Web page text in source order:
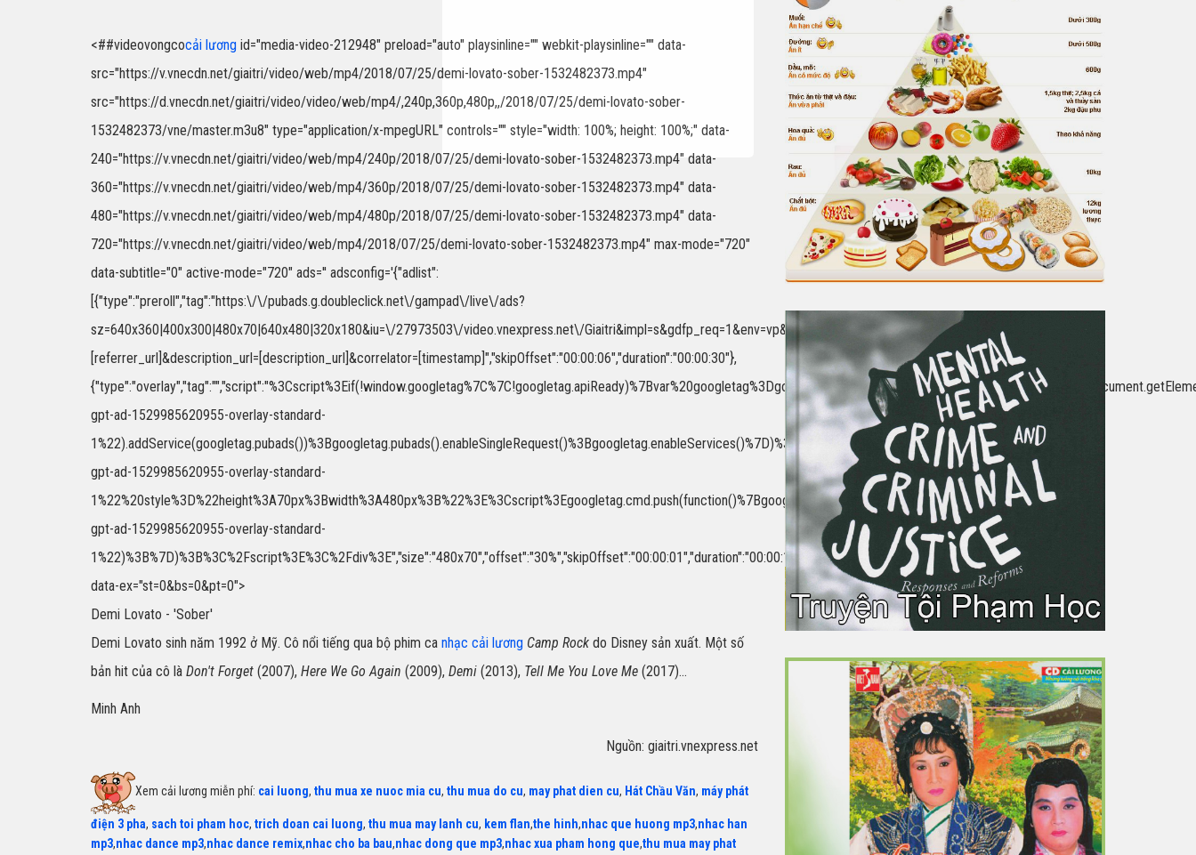
<##videovongcocải lương id="media-video-212948" preload="auto" playsinline="" webkit-playsinline="" data-
src="https://v.vnecdn.net/giaitri/video/web/mp4/2018/07/25/demi-lovato-sober-1532482373.mp4"
src="https://d.vnecdn.net/giaitri/video/video/web/mp4/,240p,360p,480p,,/2018/07/25/demi-lovato-sober-
1532482373/vne/master.m3u8" type="application/x-mpegURL" controls="" style="width: 100%; height: 100%;" data-
240="https://v.vnecdn.net/giaitri/video/web/mp4/240p/2018/07/25/demi-lovato-sober-1532482373.mp4" data-
360="https://v.vnecdn.net/giaitri/video/web/mp4/360p/2018/07/25/demi-lovato-sober-1532482373.mp4" data-
480="https://v.vnecdn.net/giaitri/video/web/mp4/480p/2018/07/25/demi-lovato-sober-1532482373.mp4" data-
720="https://v.vnecdn.net/giaitri/video/web/mp4/2018/07/25/demi-lovato-sober-1532482373.mp4" max-mode="720"
data-subtitle="0" active-mode="720" ads='' adsconfig='{"adlist":
[{"type":"preroll","tag":"https:\/\/pubads.g.doubleclick.net\/gampad\/live\/ads?
sz=640x360|400x300|480x70|640x480|320x180&iu=\/27973503\/video.vnexpress.net\/Giaitri&impl=s&gdfp_req=1&env=vp&output=vast&unviewed_position_start=1&url=
[referrer_url]&description_url=[description_url]&correlator=[timestamp]","skipOffset":"00:00:06","duration":"00:00:30"},
gpt-ad-1529985620955-overlay-standard-
1%22).addService(googletag.pubads())%3Bgoogletag.pubads().enableSingleRequest()%3Bgoogletag.enableServices()%7D)%3B%3C%2Fscript%3E%3Cdiv%20id%3D%22div-
gpt-ad-1529985620955-overlay-standard-
1%22%20style%3D%22height%3A70px%3Bwidth%3A480px%3B%22%3E%3Cscript%3Egoogletag.cmd.push(function()%7Bgoogletag.display(%22div-
gpt-ad-1529985620955-overlay-standard-
1%22)%3B%7D)%3B%3C%2Fscript%3E%3C%2Fdiv%3E","size":"480x70","offset":"30%","skipOffset":"00:00:01","duration":"00:00:15"}]}'
data-ex="st=0&bs=0&pt=0">
Demi Lovato - 'Sober'
Demi Lovato sinh năm 1992 ở Mỹ. Cô nổi tiếng qua bộ phim ca nhạc cải lương Camp Rock do Disney sản xuất. Một số
bản hit của cô là Don't Forget (2007), Here We Go Again (2009), Demi (2013), Tell Me You Love Me (2017)...
Minh Anh
Nguồn: giaitri.vnexpress.net
Xem cải lương miễn phí: cai luong, thu mua xe nuoc mia cu, thu mua do cu, may phat dien cu, Hát Chầu Văn, máy phát
điện 3 pha, sach toi pham hoc, trich doan cai luong, thu mua may lanh cu, kem flan,the hinh,nhac que huong mp3,nhac han
mp3,nhac dance mp3,nhac dance remix,nhac cho ba bau,nhac dong que mp3,nhac xua pham hong que,thu mua may phat
Powered bynetcore.vn